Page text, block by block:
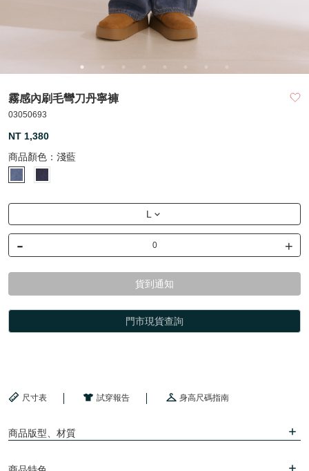
霧感內刷毛彎刀丹寧褲
03050693
NT 1,380
商品顏色： 淺藍
L
- +
貨到通知
門市現貨查詢
尺寸表 試穿報告 身高尺碼指南
商品版型、材質